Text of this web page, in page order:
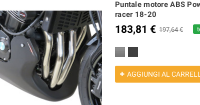
completo arrow
96480711A terminale corto
Puntale motore ABS
racer 18-20
183,81 € 197,64 €
AGGIUNGI AL